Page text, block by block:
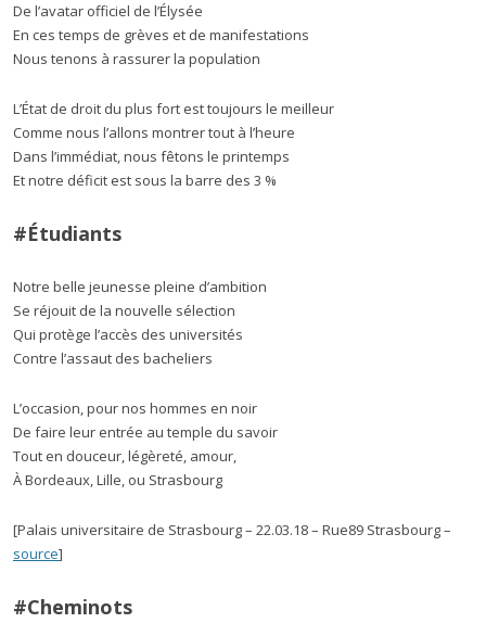
De l’avatar officiel de l’Élysée
En ces temps de grèves et de manifestations
Nous tenons à rassurer la population
L’État de droit du plus fort est toujours le meilleur
Comme nous l’allons montrer tout à l’heure
Dans l’immédiat, nous fêtons le printemps
Et notre déficit est sous la barre des 3 %
#Étudiants
Notre belle jeunesse pleine d’ambition
Se réjouit de la nouvelle sélection
Qui protège l’accès des universités
Contre l’assaut des bacheliers
L’occasion, pour nos hommes en noir
De faire leur entrée au temple du savoir
Tout en douceur, légèreté, amour,
À Bordeaux, Lille, ou Strasbourg
[Palais universitaire de Strasbourg – 22.03.18 – Rue89 Strasbourg –
source]
#Cheminots